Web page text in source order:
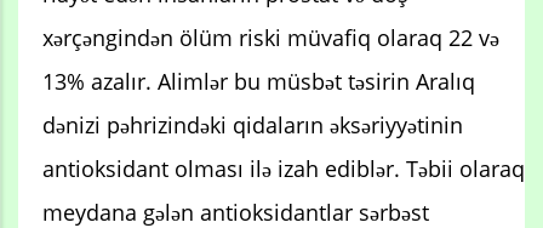
xərçəngindən ölüm riski müvafiq olaraq 22 və
13% azalır. Alimlər bu müsbət təsirin Aralıq
dənizi pəhrizindəki qidaların əksəriyyətinin
antioksidant olması ilə izah ediblər. Təbii olaraq
meydana gələn antioksidantlar sərbəst